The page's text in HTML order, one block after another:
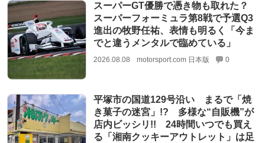
スーパーGT優勝で憑き物も取れた？
スーパーフォーミュラ第8戦で予選Q3
進出の牧野任祐、表情も明るく「今ま
でと違うメンタルで臨めている」
2026.08.08 motorsport.com 日本版 0
平塚市の国道129号沿い まるで「焼
き菓子の迷宮」!? 多様な“自販機”が
店内ビッシリ!! 24時間いつでも買え
る「湘南クッキーアウトレット」は足